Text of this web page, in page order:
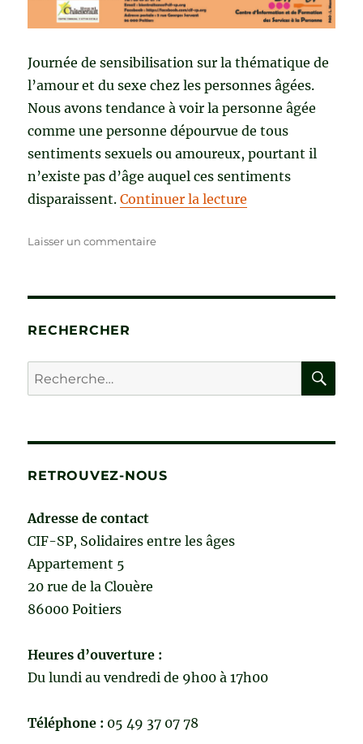
Journée de sensibilisation sur la thématique de
l’amour et du sexe chez les personnes âgées.
Nous avons tendance à voir la personne âgée
comme une personne dépourvue de tous
sentiments sexuels ou amoureux, pourtant il
n’existe pas d’âge auquel ces sentiments
disparaissent.Continuer la lecture
Laisser un commentairesur
RECHERCHER
Recherche
pour :
RETROUVEZ-NOUS
Adresse de contact
CIF-SP, Solidaires entre les âges
Appartement 5
20 rue de la Clouère
86000 Poitiers
Heures d’ouverture :
Du lundi au vendredi de 9h00 à 17h00
Téléphone : 05 49 37 07 78